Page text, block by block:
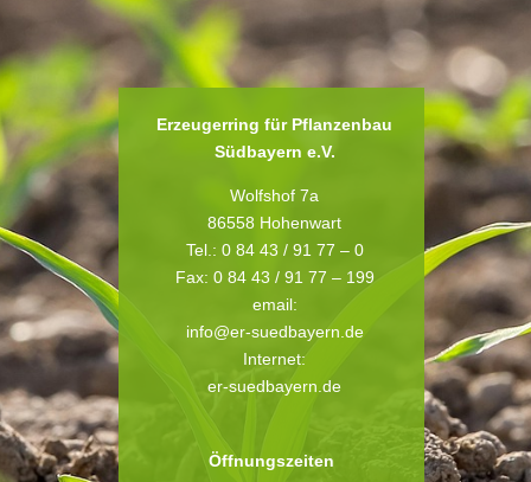
Erzeugerring für Pflanzenbau
Südbayern e.V.
Wolfshof 7a
86558 Hohenwart
Tel.: 0 84 43 / 91 77 – 0
Fax: 0 84 43 / 91 77 – 199
email:
info@er-suedbayern.de
Internet:
er-suedbayern.de
Öffnungszeiten